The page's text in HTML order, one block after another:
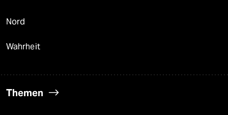
Nord
Wahrheit
Themen